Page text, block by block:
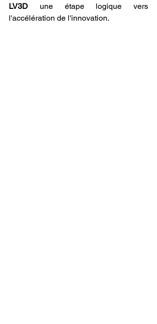
LV3D une étape logique vers
l'accélération de l'innovation.